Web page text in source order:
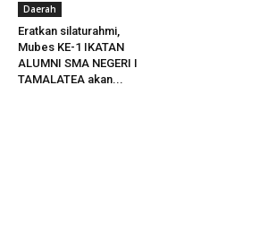
Daerah
Eratkan silaturahmi,
Mubes KE-1 IKATAN
ALUMNI SMA NEGERI I
TAMALATEA akan...